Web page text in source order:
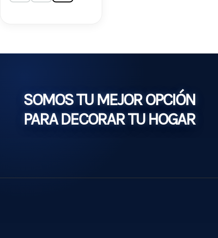
SOMOS TU MEJOR OPCIÓN
PARA DECORAR TU HOGAR